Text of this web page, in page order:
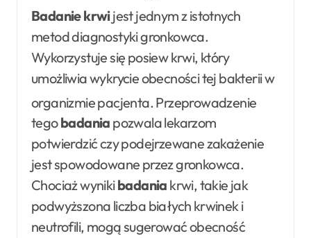
Badanie krwijest jednym z istotnych
metod diagnostyki gronkowca.
Wykorzystuje się posiew krwi, który
umożliwia wykrycie obecności tej bakterii w
organizmie pacjenta. Przeprowadzenie
tegobadania pozwala lekarzom
potwierdzić czy podejrzewane zakażenie
jest spowodowane przez gronkowca.
Chociaż wynikibadania krwi, takie jak
podwyższona liczba białych krwinek i
neutrofili, mogą sugerować obecność